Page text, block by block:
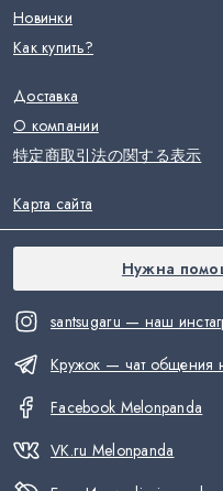
santsugaru — наш
Кружок — чат общения
Facebook Melonpanda
VK.ru Melonpanda
Новинки
Как купить?
Доставка
О компании
特定商取引法の関する表示
Карта сайта
Нужна